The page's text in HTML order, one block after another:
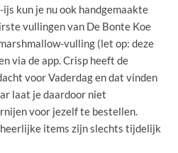
kun je nu ook handgemaakte
vullingen van De Bonte Koe
vulling (let op: deze
via de app. Crisp heeft de
voor Vaderdag en dat vinden
laat je daardoor niet
voor jezelf te bestellen.
items zijn slechts tijdelijk